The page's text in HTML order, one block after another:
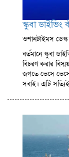
স্কুবা
ওশানটাইমস
বর্তমানে স্কুবা
বিচরণ করার
জগতে ভেসে
সবাই। এটি